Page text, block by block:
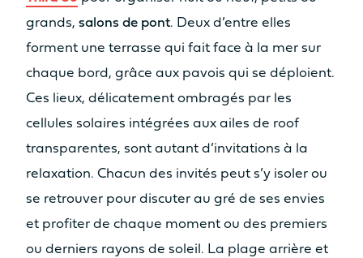
grands, salons de pont. Deux d’entre elles
forment une terrasse qui fait face à la mer sur
chaque bord, grâce aux pavois qui se déploient.
Ces lieux, délicatement ombragés par les
cellules solaires intégrées aux ailes de roof
transparentes, sont autant d’invitations à la
relaxation. Chacun des invités peut s’y isoler ou
se retrouver pour discuter au gré de ses envies
et profiter de chaque moment ou des premiers
ou derniers rayons de soleil. La plage arrière et
Catamaran
FP44
En savoir plus sur le prix